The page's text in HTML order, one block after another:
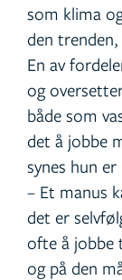
som klima
den
En av
og
både som
det å jobbe
synes hun
– Et manus
det er
ofte å jobbe
og på den